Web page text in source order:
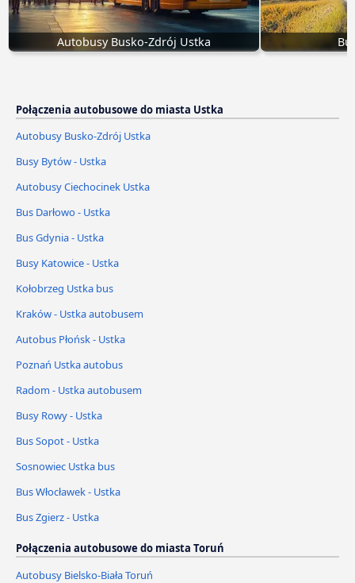
Autobusy Busko-Zdrój Ustka
Połączenia autobusowe do miasta Ustka
Autobusy Busko-Zdrój Ustka
Busy Bytów - Ustka
Autobusy Ciechocinek Ustka
Bus Darłowo - Ustka
Bus Gdynia - Ustka
Busy Katowice - Ustka
Kołobrzeg Ustka bus
Kraków - Ustka autobusem
Autobus Płońsk - Ustka
Poznań Ustka autobus
Radom - Ustka autobusem
Busy Rowy - Ustka
Bus Sopot - Ustka
Sosnowiec Ustka bus
Bus Włocławek - Ustka
Bus Zgierz - Ustka
Połączenia autobusowe do miasta Toruń
Autobusy Bielsko-Biała Toruń